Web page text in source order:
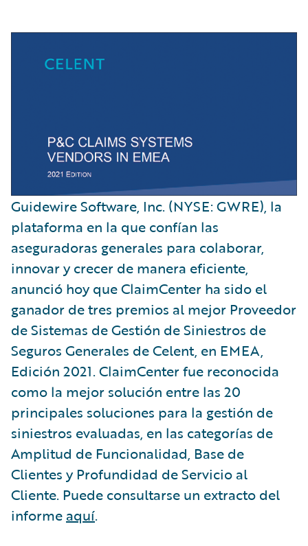
Guidewire Software, Inc. (NYSE: GWRE), la
plataforma en la que confían las
aseguradoras generales para colaborar,
innovar y crecer de manera eficiente,
anunció hoy que ClaimCenter ha sido el
ganador de tres premios al mejor Proveedor
de Sistemas de Gestión de Siniestros de
Seguros Generales de Celent, en EMEA,
Edición 2021. ClaimCenter fue reconocida
como la mejor solución entre las 20
principales soluciones para la gestión de
siniestros evaluadas, en las categorías de
Amplitud de Funcionalidad, Base de
Clientes y Profundidad de Servicio al
Cliente. Puede consultarse un extracto del
informe aquí.